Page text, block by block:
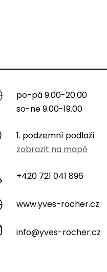
po-pá 9.00-20.00
so-ne 9.00-19.00
1. podzemní podlaží
zobrazit na mapě
+420 721 041 896
www.yves-rocher.cz
info@yves-rocher.cz